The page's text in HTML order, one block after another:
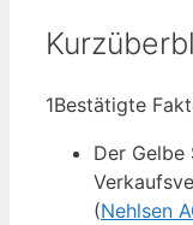
1Bestätigte
Der
(Nehlsen